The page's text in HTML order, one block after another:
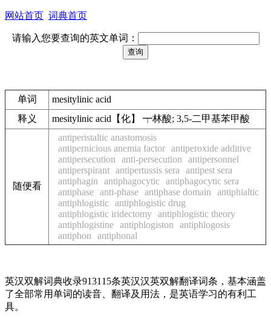
网站首页 词典首页
请输入您要查询的英文单词：
单词
mesitylinic acid
释义
mesitylinic acid【化】 ┯林酸; 3,5-二甲基苯甲酸
随便看
antiperistaltic anastomosis
antipernicious anemia factor antiperoxide additive
antipersecution
anti-persecution
antipersonnel
antiperspirant antipertussis sera
antipest sera
antiphagin
antiphagocytic antiphagocytic sera
antiphase anti-phase antiphase domain
antiphialtic
antiphlogistic antiphlogistic drug
antiphlogistic iridectomy antiphlogistic theory
antiphlogistine antiphlogiston
antiphlogosis
antiphon
antiphonal
英汉双解词典收录913115条英汉汉英双解翻译词条，基本涵盖
了全部常用单词的读音、翻译及用法，是英语学习的有利工
具。